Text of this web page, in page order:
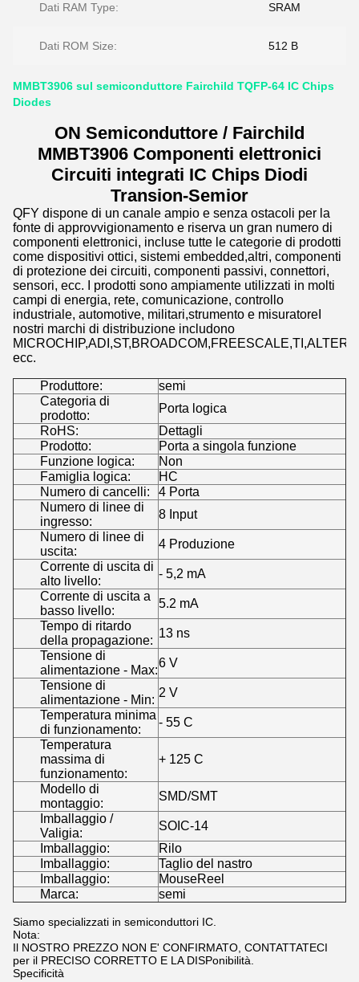
Dati RAM Type: SRAM
Dati ROM Size: 512 B
MMBT3906 sul semiconduttore Fairchild TQFP-64 IC Chips
Diodes
ON Semiconduttore / Fairchild
MMBT3906 Componenti elettronici
Circuiti integrati IC Chips Diodi
Transion-Semior
QFY dispone di un canale ampio e senza ostacoli per la
fonte di approvvigionamento e riserva un gran numero di
componenti elettronici, incluse tutte le categorie di prodotti
come dispositivi ottici, sistemi embedded,altri, componenti
di protezione dei circuiti, componenti passivi, connettori,
sensori, ecc. I prodotti sono ampiamente utilizzati in molti
campi di energia, rete, comunicazione, controllo
industriale, automotive, militari,strumento e misuratoreI
nostri marchi di distribuzione includono
ecc.
Produttore:
semi
Categoria di
prodotto:
Porta logica
RoHS:
Dettagli
Prodotto:
Porta a singola funzione
Funzione logica:
Non
Famiglia logica:
HC
Numero di cancelli:
4 Porta
Numero di linee di
ingresso:
8 Input
Numero di linee di
uscita:
4 Produzione
Corrente di uscita di
alto livello:
- 5,2 mA
Corrente di uscita a
basso livello:
5.2 mA
Tempo di ritardo
della propagazione:
13 ns
Tensione di
alimentazione - Max:
6 V
Tensione di
alimentazione - Min:
2 V
Temperatura minima
di funzionamento:
- 55 C
Temperatura
massima di
funzionamento:
+ 125 C
Modello di
montaggio:
SMD/SMT
Imballaggio /
Valigia:
SOIC-14
Imballaggio:
Rilo
Imballaggio:
Taglio del nastro
Imballaggio:
MouseReel
Marca:
semi
Siamo specializzati in semiconduttori IC.
Nota:
Il NOSTRO PREZZO NON E' CONFIRMATO, CONTATTATECI
per il PRECISO CORRETTO E LA DISPonibilità.
Specificità